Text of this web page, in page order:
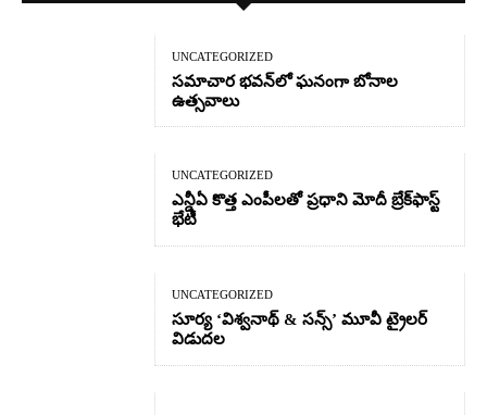
UNCATEGORIZED
సమాచార భవన్‌లో ఘనంగా బోనాల
ఉత్సవాలు
UNCATEGORIZED
ఎన్డీఏ కొత్త ఎంపీలతో ప్రధాని మోదీ బ్రేక్‌ఫాస్ట్
భేటీ
UNCATEGORIZED
సూర్య ‘విశ్వనాథ్ & సన్స్’ మూవీ ట్రైలర్
విడుదల